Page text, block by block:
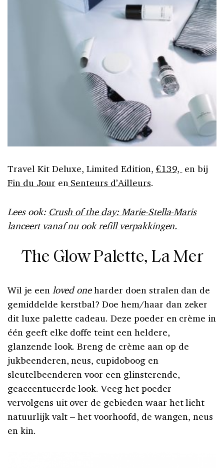
Travel Kit Deluxe, Limited Edition, €139, en bij
Fin du Jour enSenteurs d’Ailleurs.
Lees ook: Crush of the day: Marie-Stella-Maris
lanceert vanaf nu ook refill verpakkingen.
The Glow Palette, La Mer
Wil je een loved oneharder doen stralen dan de
gemiddelde kerstbal? Doe hem/haar dan zeker
dit luxe palette cadeau. Deze poeder en crème in
één geeft elke doffe teint een heldere,
glanzende look. Breng de crème aan op de
jukbeenderen, neus, cupidoboog en
sleutelbeenderen voor een glinsterende,
geaccentueerde look. Veeg het poeder
vervolgens uit over de gebieden waar het licht
natuurlijk valt – het voorhoofd, de wangen, neus
en kin.